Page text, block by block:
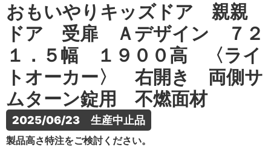
おもいやりキッズドア 親親
ドア 受扉 Ａデザイン ７２
１．５幅 １９００高 〈ライ
トオーカー〉 右開き 両側サ
ムターン錠用 不燃面材
2025/06/23　生産中止品
製品高さ特注をご検討ください。